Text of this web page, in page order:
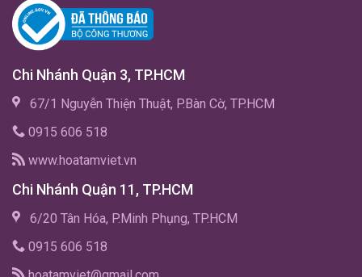
Chi Nhánh Quận 3, TP.HCM
67/1 Nguyễn Thiện Thuật, P.Bàn Cờ, TP.HCM
0915 606 518
www.hoatamviet.vn
Chi Nhánh Quận 11, TP.HCM
6/20 Tân Hóa, P.Minh Phụng, TP.HCM
0915 606 518